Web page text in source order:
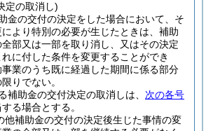
定の取消し)
金の交付の決定をした場合において、そ
より特別の必要が生じたときは、補助
部又は一部を取り消し、又はその決定
に付した条件を変更することができ
業のうち既に経過した期間に係る部分
りでない。
補助金の交付決定の取消しは、 次の各号
る場合とする。
他補助金の交付の決定後生じた事情の変